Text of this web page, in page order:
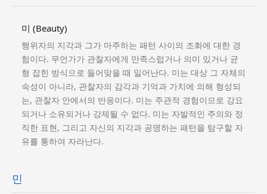
미 (Beauty)
행위자의 지각과 그가 마주하는 패턴 사이의 조화에 대한 경
험이다. 무언가가 관찰자에게 만족스럽거나 의미 있거나 균
형 잡힌 방식으로 들어맞을 때 일어난다. 미는 대상 그 자체의
속성이 아니라, 관찰자의 감각과 기억과 가치에 의해 형성되
는, 관찰자 안에서의 반응이다. 미는 주관적 경험이므로 강요
되거나 소유되거나 강제될 수 없다. 미는 자발적인 주의와 정
직한 표현, 그리고 자신의 지각과 공명하는 패턴을 탐구할 자
유를 통하여 자라난다.
민